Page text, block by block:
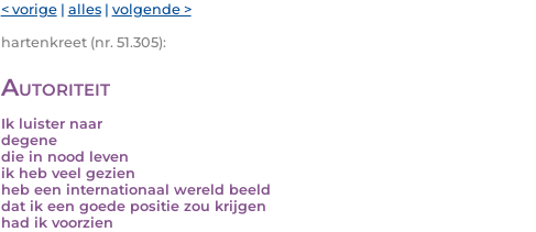
< vorige| alles| volgende >
hartenkreet (nr. 51.305):
Autoriteit
Ik luister naar
degene
die in nood leven
ik heb veel gezien
heb een internationaal wereld beeld
dat ik een goede positie zou krijgen
had ik voorzien